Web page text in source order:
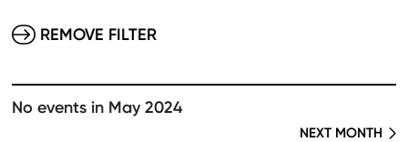
REMOVE FILTER
No events in May 2024
NEXT MONTH